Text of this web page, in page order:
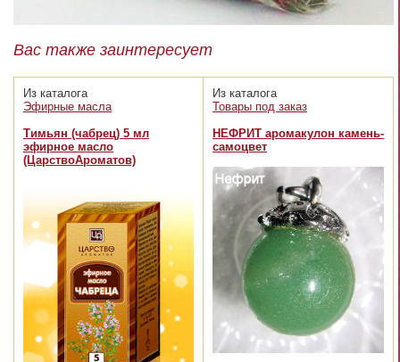
Вас также заинтересует
Из каталога
Эфирные масла
Тимьян (чабрец) 5 мл
эфирное масло
(ЦарствоАроматов)
Из каталога
Товары под заказ
НЕФРИТ аромакулон камень-
самоцвет